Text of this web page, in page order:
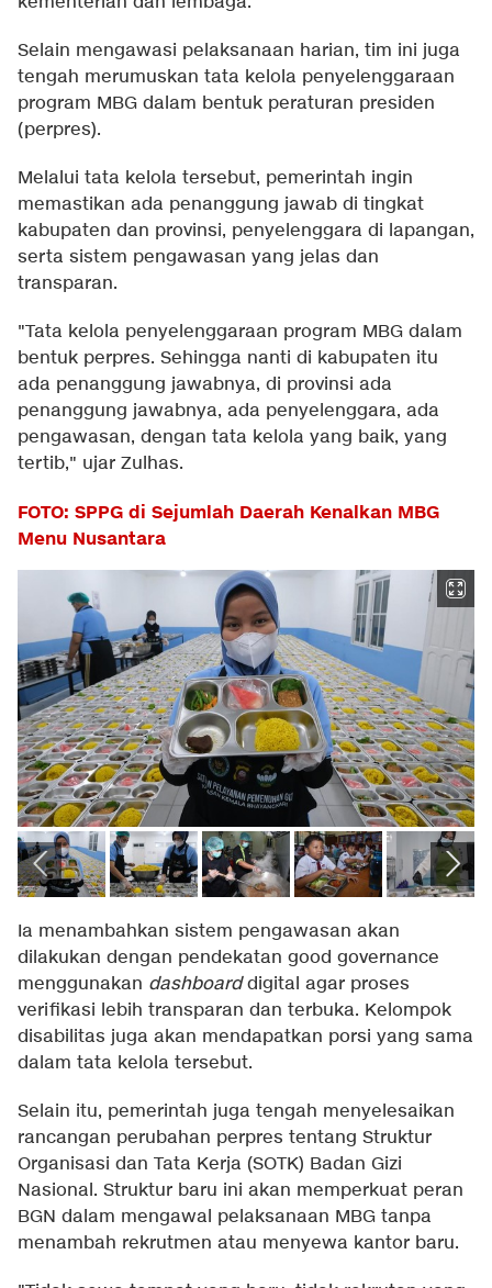
Selain mengawasi pelaksanaan harian, tim ini juga
tengah merumuskan tata kelola penyelenggaraan
program MBG dalam bentuk peraturan presiden
(perpres).
Melalui tata kelola tersebut, pemerintah ingin
memastikan ada penanggung jawab di tingkat
kabupaten dan provinsi, penyelenggara di lapangan,
serta sistem pengawasan yang jelas dan
transparan.
"Tata kelola penyelenggaraan program MBG dalam
bentuk perpres. Sehingga nanti di kabupaten itu
ada penanggung jawabnya, di provinsi ada
penanggung jawabnya, ada penyelenggara, ada
pengawasan, dengan tata kelola yang baik, yang
tertib," ujar Zulhas.
FOTO: SPPG di Sejumlah Daerah Kenalkan MBG
Menu Nusantara
Ia menambahkan sistem pengawasan akan
dilakukan dengan pendekatan good governance
menggunakan dashboarddigital agar proses
verifikasi lebih transparan dan terbuka. Kelompok
disabilitas juga akan mendapatkan porsi yang sama
dalam tata kelola tersebut.
Selain itu, pemerintah juga tengah menyelesaikan
rancangan perubahan perpres tentang Struktur
Organisasi dan Tata Kerja (SOTK) Badan Gizi
Nasional. Struktur baru ini akan memperkuat peran
BGN dalam mengawal pelaksanaan MBG tanpa
menambah rekrutmen atau menyewa kantor baru.